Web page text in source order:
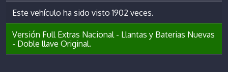
Este vehículo ha sido visto 1902 veces.
Versión Full Extras Nacional - Llantas y Baterias Nuevas
- Doble llave Original.